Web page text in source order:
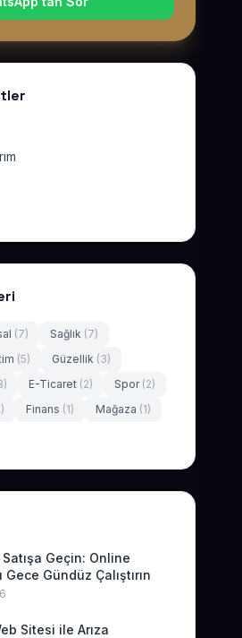
(7) Sağlık (7)
(5) Güzellik (3)
E-Ticaret (2) Spor (2)
Finans (1) Mağaza (1)
Geçin: Online
Gece Gündüz Çalıştırın
Sitesi ile Arıza